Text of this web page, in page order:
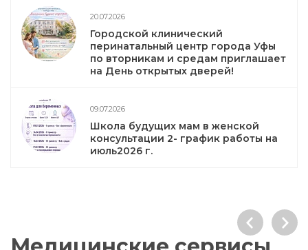
20.07.2026
Городской клинический
перинатальный центр города Уфы
по вторникам и средам приглашает
на День открытых дверей!
09.07.2026
Школа будущих мам в женской
консультации 2- график работы на
июль2026 г.